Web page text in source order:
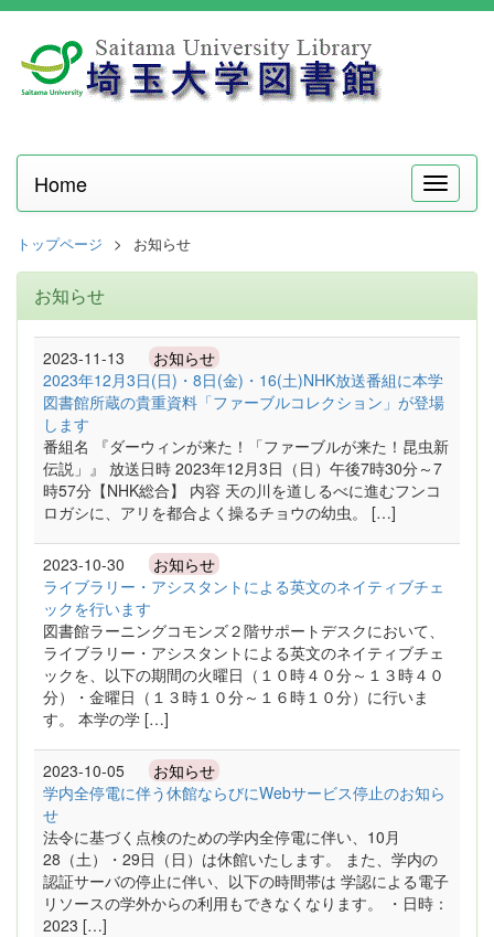
メ
ニ
Home
トップページ お知らせ
お知らせ
2023-11-13 お知らせ
2023年12月3日(日)・8日(金)・16(土)NHK放送番組に本学
図書館所蔵の貴重資料「ファーブルコレクション」が登場
します
番組名 『ダーウィンが来た！「ファーブルが来た！昆虫新
伝説」』 放送日時 2023年12月3日（日）午後7時30分～7
時57分【NHK総合】 内容 天の川を道しるべに進むフンコ
ロガシに、アリを都合よく操るチョウの幼虫。 […]
2023-10-30 お知らせ
ライブラリー・アシスタントによる英文のネイティブチェ
ックを行います
図書館ラーニングコモンズ２階サポートデスクにおいて、
ライブラリー・アシスタントによる英文のネイティブチェ
ックを、以下の期間の火曜日（１０時４０分～１３時４０
分）・金曜日（１３時１０分～１６時１０分）に行いま
す。 本学の学 […]
2023-10-05 お知らせ
学内全停電に伴う休館ならびにWebサービス停止のお知ら
せ
法令に基づく点検のための学内全停電に伴い、10月
28（土）・29日（日）は休館いたします。 また、学内の
認証サーバの停止に伴い、以下の時間帯は 学認による電子
リソースの学外からの利用もできなくなります。 ・日時：
2023 […]